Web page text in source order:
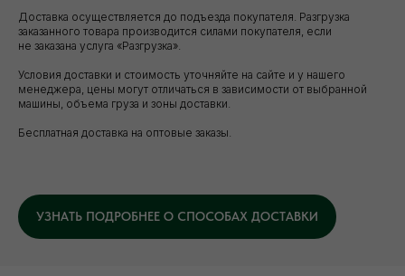
Доставка осуществляется до подъезда покупателя. Разгрузка
заказанного товара производится силами покупателя, если
не заказана услуга «Разгрузка».
Условия доставки и стоимость уточняйте на сайте и у нашего
менеджера, цены могут отличаться в зависимости от выбранной
машины, объема груза и зоны доставки.
Бесплатная доставка на оптовые заказы.
УЗНАТЬ ПОДРОБНЕЕ О СПОСОБАХ ДОСТАВКИ